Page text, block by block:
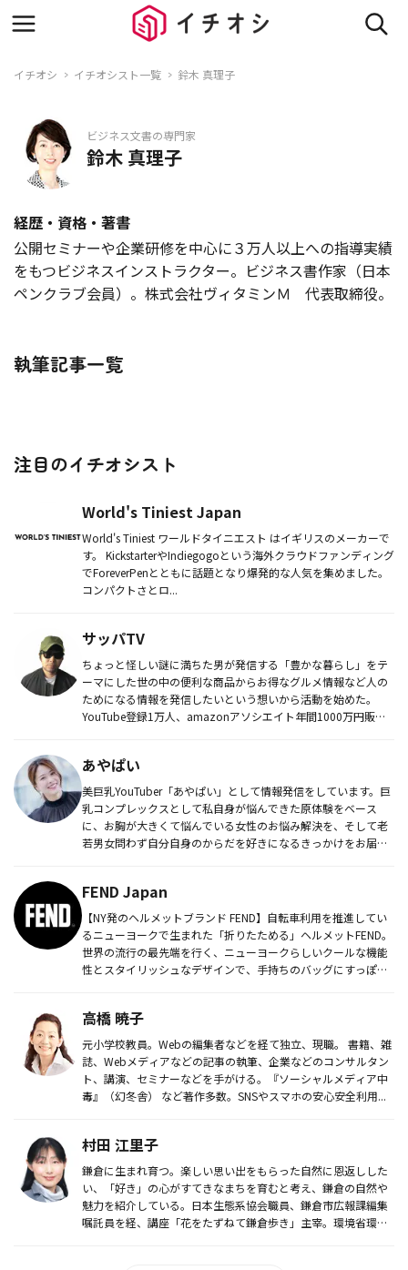
イチオシ イチオシスト一覧 鈴木 真理子
ビジネス文書の専門家
鈴木 真理子
経歴・資格・著書
公開セミナーや企業研修を中心に３万人以上への指導実績
をもつビジネスインストラクター。ビジネス書作家（日本
ペンクラブ会員）。株式会社ヴィタミンＭ 代表取締役。
執筆記事一覧
注目のイチオシスト
World's Tiniest Japan
World's Tiniest ワールドタイニエスト はイギリスのメーカーで
す。 KickstarterやIndiegogoという海外クラウドファンディング
でForeverPenとともに話題となり爆発的な人気を集めました。
コンパクトさとロ...
サッパTV
ちょっと怪しい謎に満ちた男が発信する「豊かな暮らし」をテ
ーマにした世の中の便利な商品からお得なグルメ情報など人の
ためになる情報を発信したいという想いから活動を始めた。
YouTube登録1万人、amazonアソシエイト年間1000万円販
あやぱい
美巨乳YouTuber「あやぱい」として情報発信をしています。巨
乳コンプレックスとして私自身が悩んできた原体験をベース
に、お胸が大きくて悩んでいる女性のお悩み解決を、そして老
若男女問わず自分自身のからだを好きになるきっかけをお届け
FEND Japan
【NY発のヘルメットブランド FEND】自転車利用を推進してい
るニューヨークで生まれた「折りたためる」ヘルメットFEND。
世界の流行の最先端を行く、ニューヨークらしいクールな機能
性とスタイリッシュなデザインで、手持ちのバッグにすっぽり
高橋 暁子
元小学校教員。Webの編集者などを経て独立、現職。 書籍、雑
誌、Webメディアなどの記事の執筆、企業などのコンサルタン
ト、講演、セミナーなどを手がける。『ソーシャルメディア中
毒』（幻冬舎） など著作多数。SNSやスマホの安心安全利用...
村田 江里子
鎌倉に生まれ育つ。楽しい思い出をもらった自然に恩返しした
い、「好き」の心がすてきなまちを育むと考え、鎌倉の自然や
魅力を紹介している。日本生態系協会職員、鎌倉市広報課編集
嘱託員を経、講座「花をたずねて鎌倉歩き」主宰。環境省環境